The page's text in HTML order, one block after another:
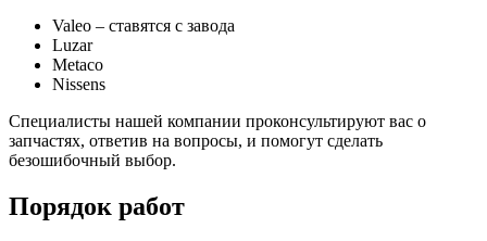
Valeo – ставятся с завода
Luzar
Metaco
Nissens
Специалисты нашей компании проконсультируют вас о
запчастях, ответив на вопросы, и помогут сделать
безошибочный выбор.
Порядок работ